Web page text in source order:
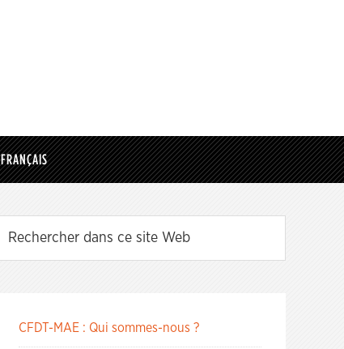
FRANÇAIS
CFDT-MAE : Qui sommes-nous ?